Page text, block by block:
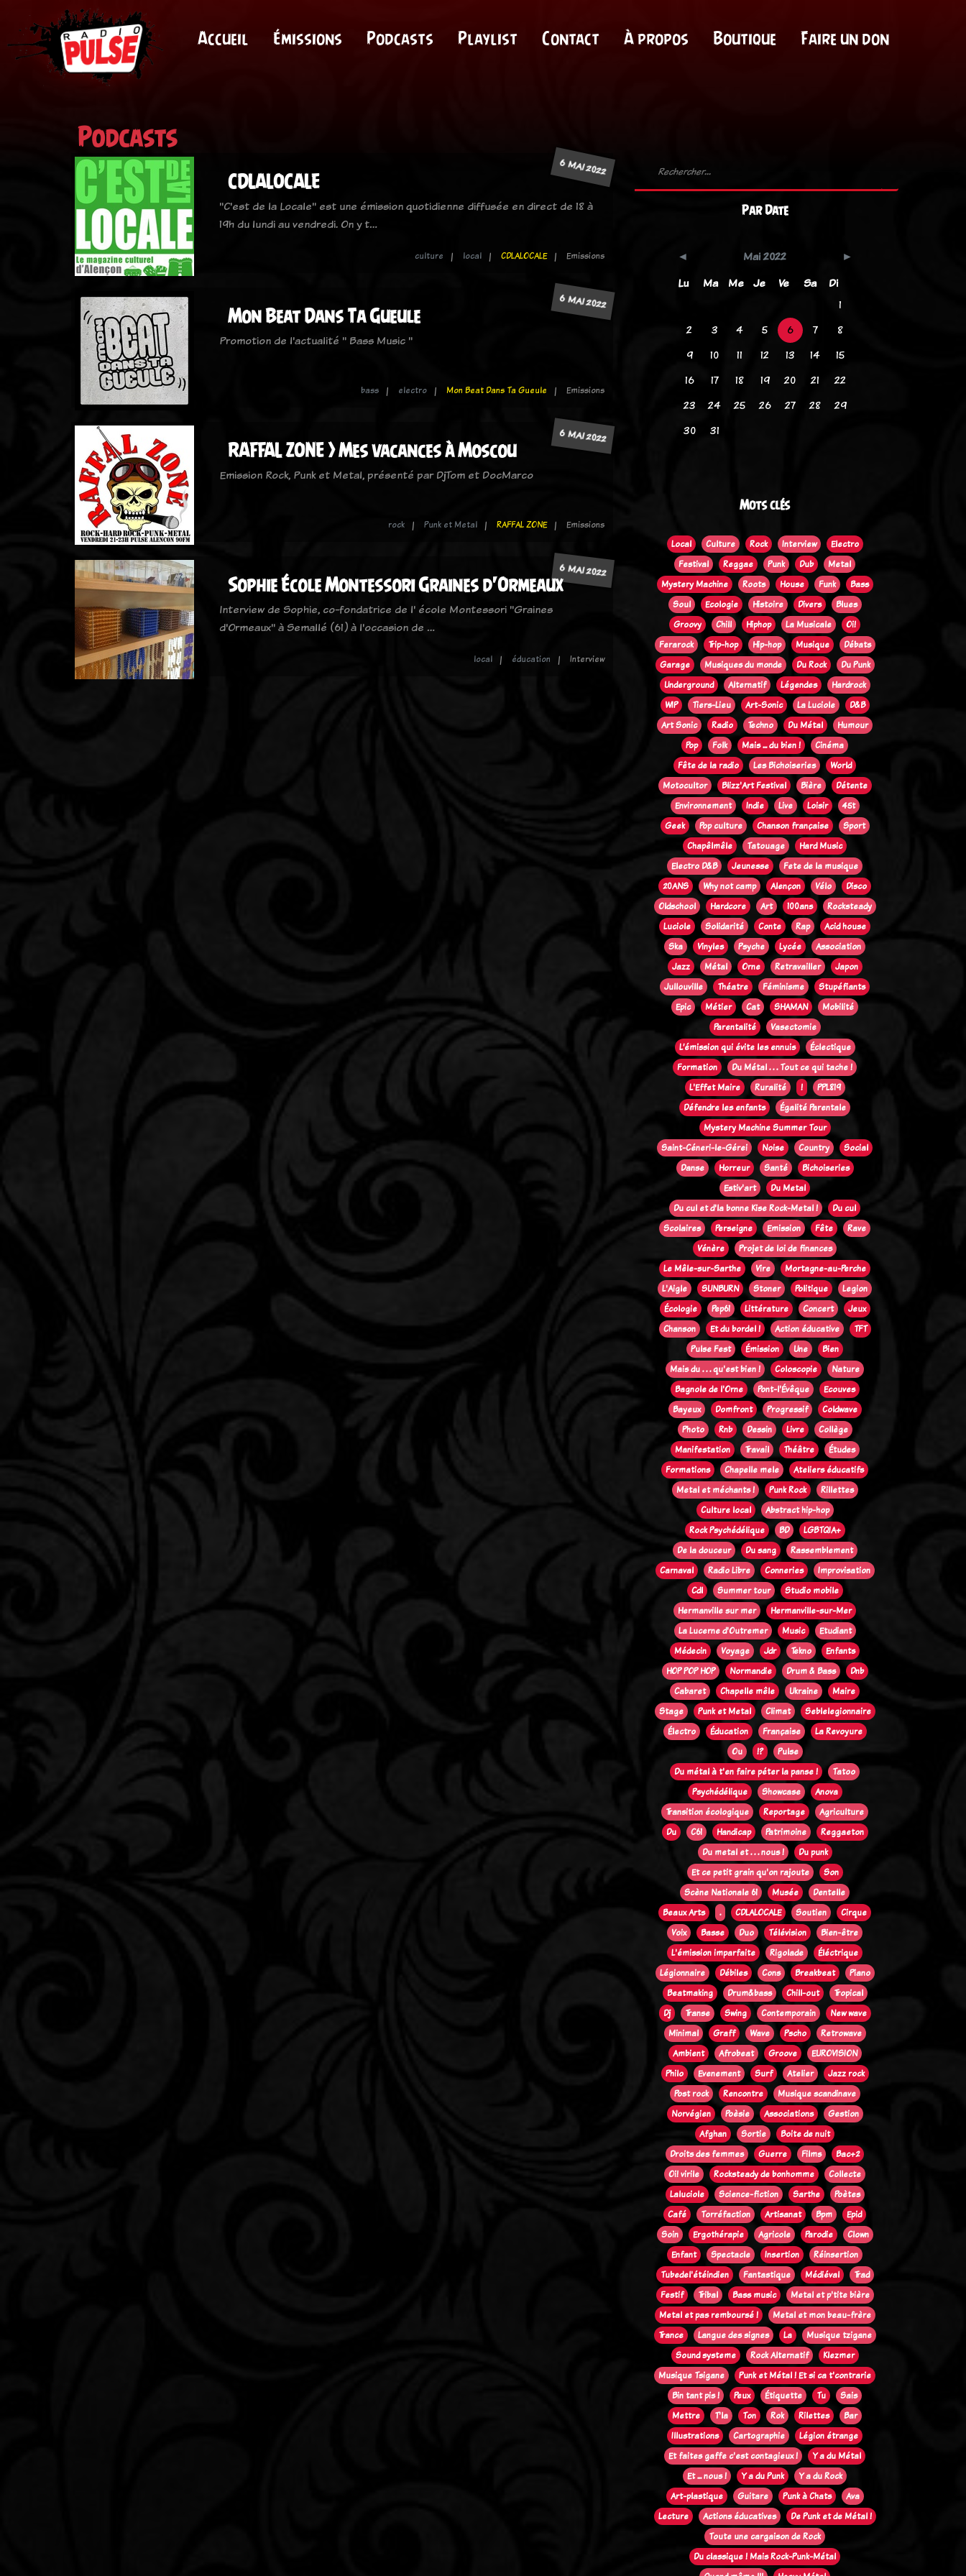
Accueil Émissions Podcasts Playlist Contact À propos Boutique Faire un don
Podcasts
6 MAI 2022
CDLALOCALE
"C'est de la Locale" est une émission quotidienne diffusée en direct de 18 à
19h du lundi au vendredi. On y t…
culture local CDLALOCALE Emissions
6 MAI 2022
Mon Beat Dans Ta Gueule
Promotion de l'actualité " Bass Music "
bass electro Mon Beat Dans Ta Gueule Emissions
6 MAI 2022
RAFFAL ZONE > Mes vacances à Moscou
Emission Rock, Punk et Metal, présenté par DjTom et DocMarco
rock Punk et Metal RAFFAL ZONE Emissions
6 MAI 2022
Sophie École Montessori Graines d'Ormeaux
Interview de Sophie, co-fondatrice de l' école Montessori "Graines
d'Ormeaux" à Semallé (61) à l'occasion de …
local éducation Interview
Par Date
Mai 2022
Lu
Ma Me Je Ve Sa
Di
1
2
3 4 5 6 7
8
9
10 11 12 13 14
15
16
17 18 19 20 21
22
23
24 25 26 27 28
29
30
31
Mots clés
Local Culture Rock Interview
Electro
Festival
Reggae Punk Dub
Metal
Mystery Machine
Roots House Funk
Bass
Soul
Ecologie Histoire Divers
Blues
Groovy
Chill Hiphop La Musicale
Oi!
Ferarock
Trip-hop Hip-hop Musique
Débats
Garage
Musiques du monde Du Rock
Du Punk
Underground
Alternatif Légendes
Hardrock
WIP
Tiers-Lieu Art-Sonic La Luciole
D&B
Art Sonic
Radio Techno Du Métal
Humour
Pop
Folk Mais ... du bien !
Cinéma
Fête de la radio
Les Bichoiseries
World
Motocultor
Blizz'Art Festival Bière
Détente
Environnement
Indie Live Loisir
45t
Geek
Pop culture Chanson française
Sport
Chapêlmêle
Tatouage
Hard Music
Electro D&B
Jeunesse
Fete de la musique
20ANS
Why not camp Alençon Vélo
Disco
Oldschool
Hardcore Art 100ans
Rocksteady
Luciole
Solidarité Conte Rap
Acid house
Ska
Vinyles Psyche Lycée
Association
Jazz
Métal Orne Retravailler
Japon
Jullouville
Théatre Féminisme
Stupéfiants
Epic
Métier Cat SHAMAN
Mobilité
Parentalité
Vasectomie
L’émission qui évite les ennuis
Éclectique
Formation
Du Métal . . . Tout ce qui tache !
L'Effet Maire
Ruralité !
PPL819
Défendre les enfants
Égalité Parentale
Mystery Machine Summer Tour
Saint-Céneri-le-Gérei
Noise Country
Social
Danse
Horreur Santé
Bichoiseries
Estiv'art
Du Metal
Du cul et d'la bonne Kise Rock-Metal !
Du cul
Scolaires
Perseigne Emission Fête
Rave
Vénère
Projet de loi de finances
Le Mêle-sur-Sarthe
Vire
Mortagne-au-Perche
L'Aigle
SUNBURN Stoner Politique
Legion
Écologie
Pep61 Littérature Concert
Jeux
Chanson
Et du bordel ! Action éducative
TFT
Pulse Fest
Émission Une
Bien
Mais du . . . qu'est bien !
Coloscopie
Nature
Bagnole de l'Orne
Pont-l'Évêque
Ecouves
Bayeux
Domfront Progressif
Coldwave
Photo
Rnb Dessin Livre
Collège
Manifestation
Travail Théâtre
Études
Formations
Chapelle mele
Ateliers éducatifs
Metal et méchants !
Punk Rock
Rillettes
Culture local
Abstract hip-hop
Rock Psychédélique
BD
LGBTQIA+
De la douceur
Du sang
Rassemblement
Carnaval
Radio Libre Conneries
Improvisation
Cdl
Summer tour
Studio mobile
Hermanville sur mer
Hermanville-sur-Mer
La Lucerne d'Outremer
Music
Etudiant
Médecin
Voyage Jdr Tekno
Enfants
HOP POP HOP
Normandie Drum & Bass
Dnb
Cabaret
Chapelle mêle Ukraine
Maire
Stage
Punk et Metal Climat
Seblelegionnaire
Électro
Éducation Française
La Revoyure
Ou
!?
Pulse
Du métal à t'en faire péter la panse !
Tatoo
Psychédélique
Showcase
Anova
Transition écologique
Reportage
Agriculture
Du
C61 Handicap Patrimoine
Reggaeton
Du metal et . . . nous !
Du punk
Et ce petit grain qu'on rajoute
Son
Scène Nationale 61
Musée
Dentelle
Beaux Arts
. CDLALOCALE Soutien
Cirque
Voix
Basse Duo Télévision
Bien-être
L'émission imparfaite
Rigolade
Éléctrique
Légionnaire
Débiles Cons Breakbeat
Piano
Beatmaking
Drum&bass Chill-out
Tropical
Dj
Transe Swing Contemporain
New wave
Minimal
Graff Wave Pscho
Retrowave
Ambient
Afrobeat Groove
EUROVISION
Philo
Evenement Surf Atelier
Jazz rock
Post rock
Rencontre
Musique scandinave
Norvégien
Poèsie Associations
Gestion
Afghan
Sortie
Boite de nuit
Droits des femmes
Guerre Films
Bac+2
Oi! virile
Rocksteady de bonhomme
Collecte
Laluciole
Science-fiction Sarthe
Poètes
Café
Torréfaction Artisanat Bpm
Epid
Soin
Ergothérapie Agricole Parodie
Clown
Enfant
Spectacle Insertion
Réinsertion
Tubedel'étéindien
Fantastique Médiéval
Trad
Festif
Tribal Bass music
Metal et p'tite bière
Metal et pas remboursé !
Metal et mon beau-frère
Trance
Langue des signes La
Musique tzigane
Sound systeme
Rock Alternatif
Klezmer
Musique Tsigane
Punk et Métal ! Et si ca t'contrarie
Bin tant pis !
Peux Étiquette Tu
Sais
Mettre
T'la Ton Rok Rilettes
Bar
Illustrations
Cartographie
Légion étrange
Et faites gaffe c'est contagieux !
Y a du Métal
Et ... nous !
Y a du Punk
Y a du Rock
Art-plastique
Guitare Punk à Chats
Ava
Lecture
Actions éducatives
De Punk et de Métal !
Toute une cargaison de Rock
Du classique ! Mais Rock-Punk-Métal